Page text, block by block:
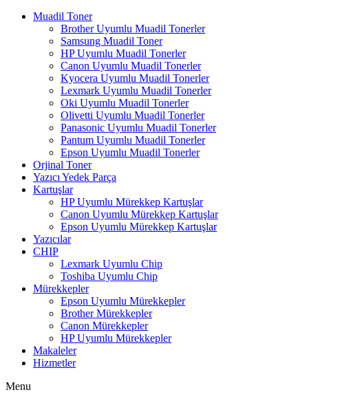
Muadil Toner
Brother Uyumlu Muadil Tonerler
Samsung Muadil Toner
HP Uyumlu Muadil Tonerler
Canon Uyumlu Muadil Tonerler
Kyocera Uyumlu Muadil Tonerler
Lexmark Uyumlu Muadil Tonerler
Oki Uyumlu Muadil Tonerler
Olivetti Uyumlu Muadil Tonerler
Panasonic Uyumlu Muadil Tonerler
Pantum Uyumlu Muadil Tonerler
Epson Uyumlu Muadil Tonerler
Orjinal Toner
Yazıcı Yedek Parça
Kartuşlar
HP Uyumlu Mürekkep Kartuşlar
Canon Uyumlu Mürekkep Kartuşlar
Epson Uyumlu Mürekkep Kartuşlar
Yazıcılar
CHIP
Lexmark Uyumlu Chip
Toshiba Uyumlu Chip
Mürekkepler
Epson Uyumlu Mürekkepler
Brother Mürekkepler
Canon Mürekkepler
HP Uyumlu Mürekkepler
Makaleler
Hizmetler
Menu